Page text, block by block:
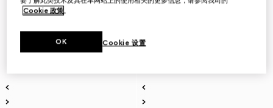
Cookie 政策。
Cookie 设置
OK